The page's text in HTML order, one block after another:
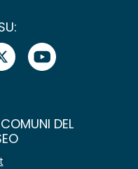
DEL